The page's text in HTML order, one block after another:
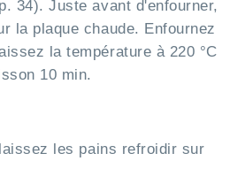
34). Juste avant d'enfourner,
la plaque chaude. Enfournez
la température à 220 °C
10 min.
les pains refroidir sur